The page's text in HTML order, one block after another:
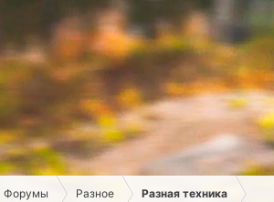
Форумы Разное Разная техника